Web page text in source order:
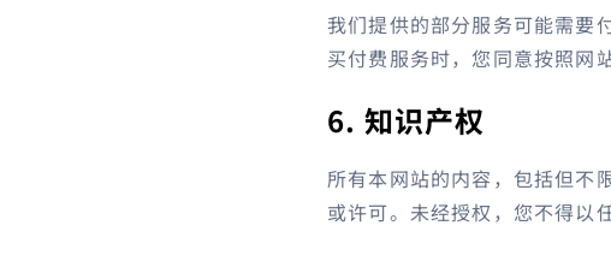
我们提供的部分服务可能需要
买付费服务时，您同意按照网
6. 知识产权
所有本网站的内容，包括但不
或许可。未经授权，您不得以